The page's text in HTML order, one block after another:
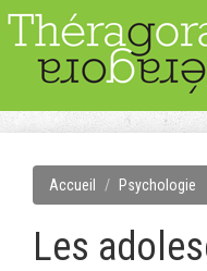
Accueil Psychologie
Les